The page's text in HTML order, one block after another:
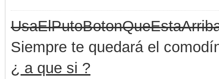
Siempre te quedará el
¿ a que si ?